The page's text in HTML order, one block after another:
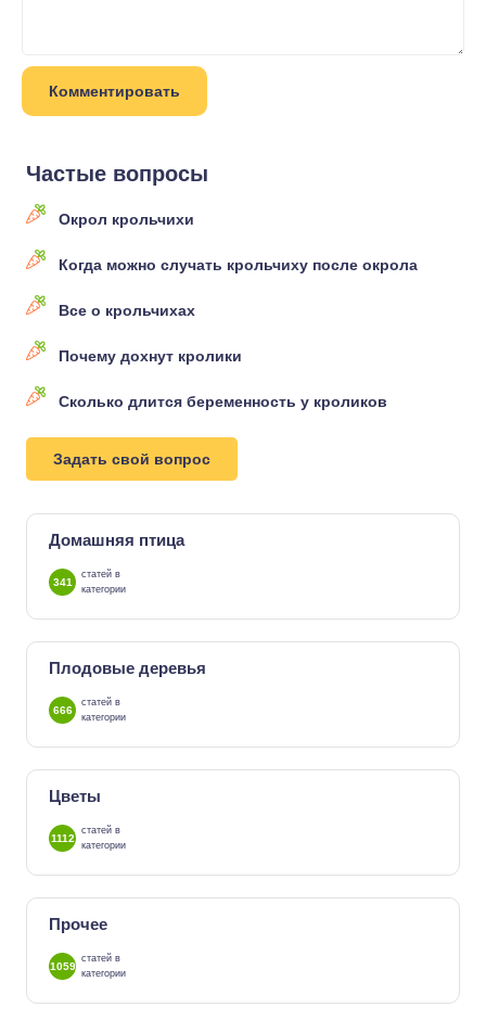
Частые вопросы
Окрол крольчихи
Когда можно случать крольчиху после окрола
Все о крольчихах
Почему дохнут кролики
Сколько длится беременность у кроликов
Задать свой вопрос
Домашняя птица
341
статей в
категории
Плодовые деревья
666
статей в
категории
Цветы
1112
статей в
категории
Прочее
1059
статей в
категории